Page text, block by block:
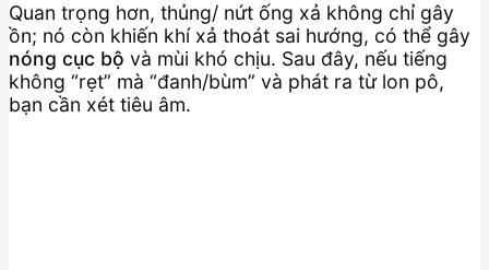
Quan trọng hơn, thủng/ nứt ống xả không chỉ gây
ồn; nó còn khiến khí xả thoát sai hướng, có thể gây
nóng cục bộ và mùi khó chịu. Sau đây, nếu tiếng
không “rẹt” mà “đanh/bùm” và phát ra từ lon pô,
bạn cần xét tiêu âm.